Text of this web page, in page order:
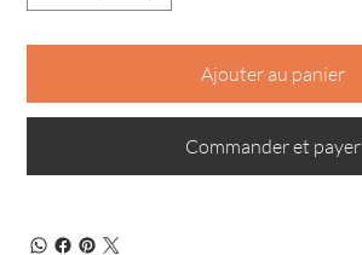
Ajouter au panier
Commander et payer